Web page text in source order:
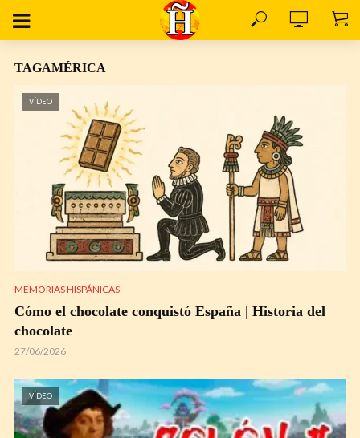
TAGAMÉRICA
VÍDEO
MEMORIAS HISPÁNICAS
Cómo el chocolate conquistó España | Historia del
chocolate
27/06/2026
VÍDEO